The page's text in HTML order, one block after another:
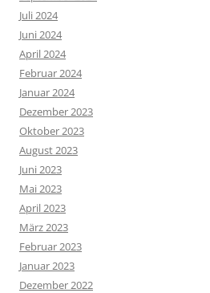
Juli 2024
Juni 2024
April 2024
Februar 2024
Januar 2024
Dezember 2023
Oktober 2023
August 2023
Juni 2023
Mai 2023
April 2023
März 2023
Februar 2023
Januar 2023
Dezember 2022